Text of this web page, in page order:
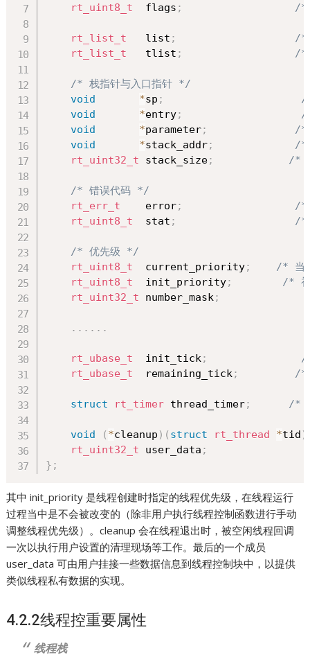
rt_uint8_t
  flags
; /*
rt_list_t
   list
;
/*
rt_list_t
   tlist
; /*
/* 栈指针与入口指针 */
void
*sp ;
/
void
*entry;
/
void
*parameter;
/*
void
*stack_addr;
/*
rt_uint32_t stack_size; /*
/* 错误代码 */
rt_err_t
    error
;
/*
rt_uint8_t
  stat
; /*
/* 优先级 */
rt_uint8_t
  current_priority
;
/* 当
rt_uint8_t
  init_priority
;
/*
rt_uint32_t number_mask;
. . . . . .
rt_ubase_t
  init_tick
;
/
rt_ubase_t
  remaining_tick
; /*
struct rt_timer thread_timer; /*
void ( *cleanup ) ( struct rt_thread *tid )
rt_uint32_t user_data ;
} ;
其中 init_priority 是线程创建时指定的线程优先级，在线程运行
过程当中是不会被改变的（除非用户执行线程控制函数进行手动
调整线程优先级）。cleanup 会在线程退出时，被空闲线程回调
一次以执行用户设置的清理现场等工作。最后的一个成员
user_data 可由用户挂接一些数据信息到线程控制块中，以提供
类似线程私有数据的实现。
4.2.2线程控重要属性
线程栈